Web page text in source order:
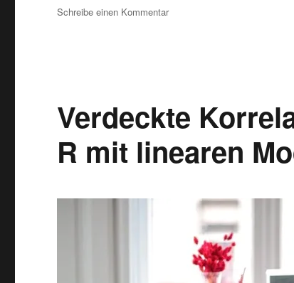
Schreibe einen Kommentarzu
finden
mit
Profiling:
profvis
Verdeckte
R mit linearen